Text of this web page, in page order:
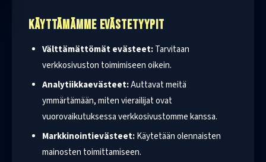
KÄYTTÄMÄMME EVÄSTETYYPIT
Välttämättömät evästeet:Tarvitaan
verkkosivuston toimimiseen oikein.
Analytiikkaevästeet:Auttavat meitä
ymmärtämään, miten vierailijat ovat
vuorovaikutuksessa verkkosivustomme kanssa.
Markkinointievästeet:Käytetään olennaisten
mainosten toimittamiseen.